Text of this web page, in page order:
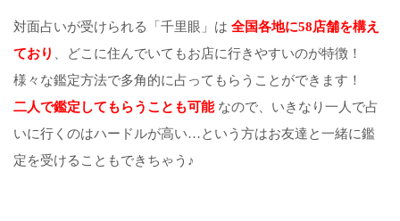
対面占いが受けられる「千里眼」は 全国各地に58店舗を構え
ており
、どこに住んでいてもお店に行きやすいのが特徴！
様々な鑑定方法で多角的に占ってもらうことができます！
二人で鑑定してもらうことも可能なので、いきなり一人で占
いに行くのはハードルが高い…という方はお友達と一緒に鑑
定を受けることもできちゃう♪